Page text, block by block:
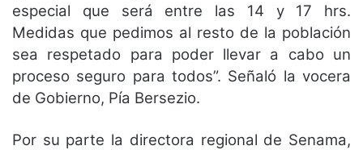
especial que será entre las 14 y 17 hrs.
Medidas que pedimos al resto de la población
sea respetado para poder llevar a cabo un
proceso seguro para todos”. Señaló la vocera
de Gobierno, Pía Bersezio.
Por su parte la directora regional de Senama,